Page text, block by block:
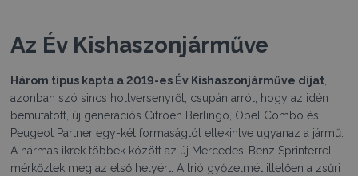
Az Év Kishaszonjárműve
Három típus kapta a 2019-es Év Kishaszonjárműve díjat,
azonban szó sincs holtversenyről, csupán arról, hogy az idén
bemutatott, új generációs Citroën Berlingo, Opel Combo és
Peugeot Partner egy-két formaságtól eltekintve ugyanaz a jármű.
A hármas ikrek többek között az új Mercedes-Benz Sprinterrel
mérkőztek meg az első helyért. A trió győzelmét illetően a zsűri